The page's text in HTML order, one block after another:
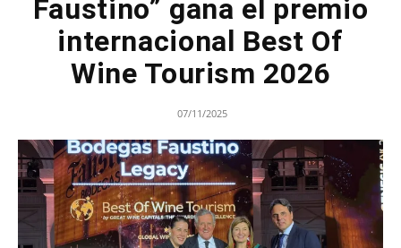
Faustino” gana el premio
internacional Best Of
Wine Tourism 2026
07/11/2025